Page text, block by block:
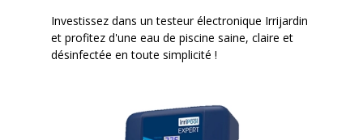
Investissez dans un testeur électronique Irrijardin
et profitez d'une eau de piscine saine, claire et
désinfectée en toute simplicité !